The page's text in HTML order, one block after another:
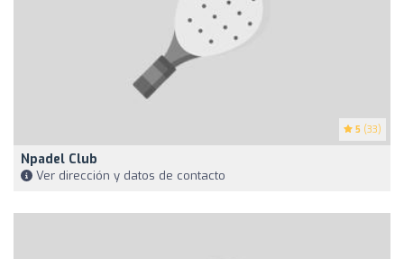
5 (33)
Npadel Club
Ver dirección y datos de contacto